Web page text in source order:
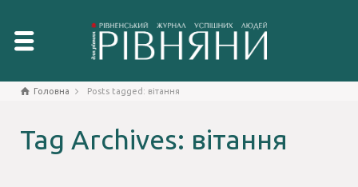
Головна Posts tagged: вітання
Tag Archives: вітання